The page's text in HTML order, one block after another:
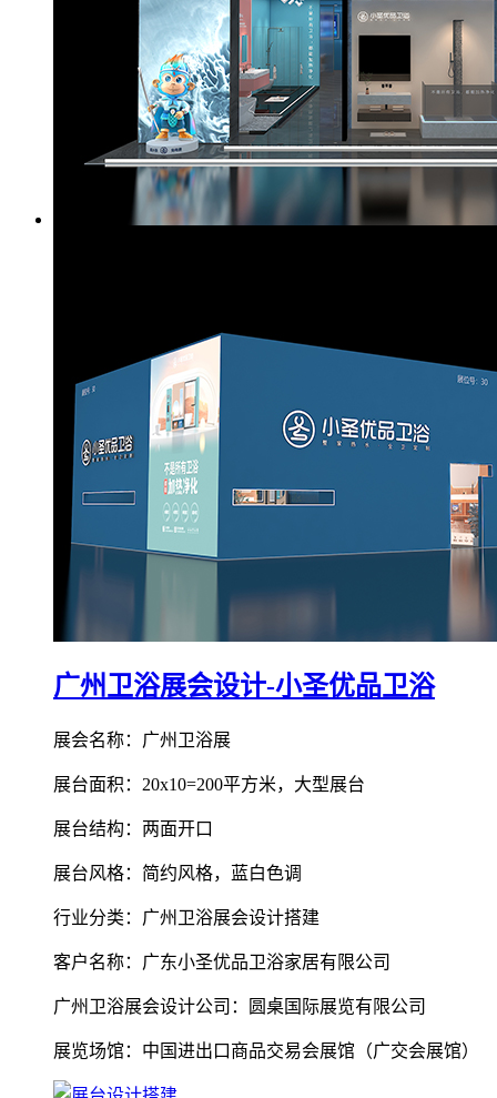
广州卫浴展会设计-小圣优品卫浴
展会名称：广州卫浴展
展台面积：20x10=200平方米，大型展台
展台结构：两面开口
展台风格：简约风格，蓝白色调
行业分类：广州卫浴展会设计搭建
客户名称：广东小圣优品卫浴家居有限公司
广州卫浴展会设计公司：圆桌国际展览有限公司
展览场馆：中国进出口商品交易会展馆（广交会展馆）